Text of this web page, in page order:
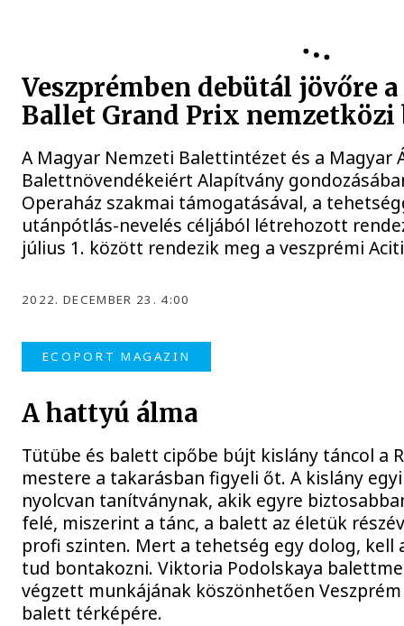
Veszprémben debütál jövőre
Ballet Grand Prix nemzetközi
A Magyar Nemzeti Balettintézet és a Magyar
Balettnövendékeiért Alapítvány
Operaház szakmai támogatásával, a
utánpótlás-nevelés céljából létrehozott
július 1. között rendezik meg a veszprémi
2022. DECEMBER 23. 4:00
ECOPORT MAGAZIN
A hattyú álma
Tütübe és balett cipőbe bújt kislány táncol a
mestere a takarásban figyeli őt. A kislány
nyolcvan tanítványnak, akik egyre
felé, miszerint a tánc, a balett az életük
profi szinten. Mert a tehetség egy dolog, kell
tud bontakozni. Viktoria Podolskaya
végzett munkájának köszönhetően
balett térképére.